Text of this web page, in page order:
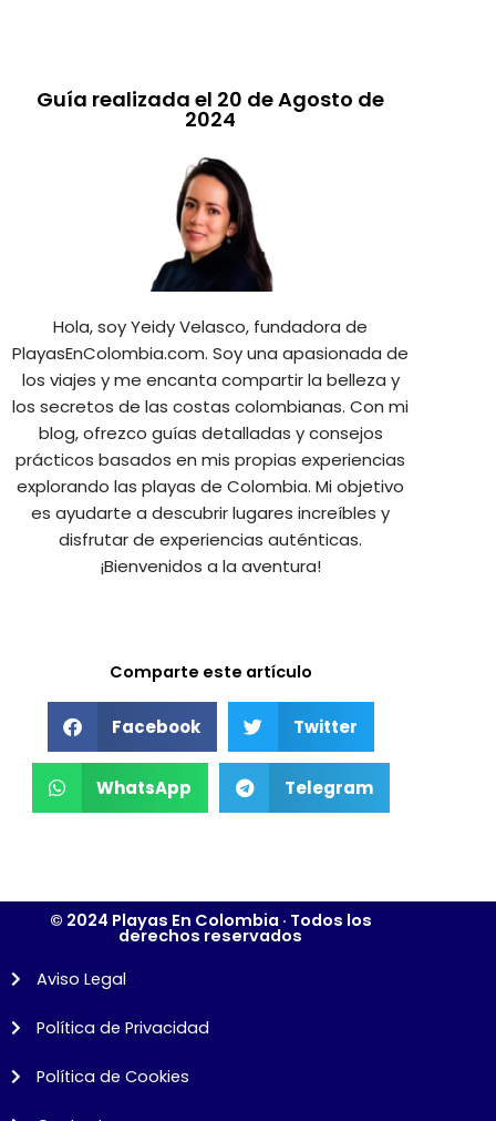
Guía realizada el 20 de Agosto de
2024
Hola, soy Yeidy Velasco, fundadora de
PlayasEnColombia.com. Soy una apasionada de
los viajes y me encanta compartir la belleza y
los secretos de las costas colombianas. Con mi
blog, ofrezco guías detalladas y consejos
prácticos basados en mis propias experiencias
explorando las playas de Colombia. Mi objetivo
es ayudarte a descubrir lugares increíbles y
disfrutar de experiencias auténticas.
¡Bienvenidos a la aventura!
Comparte este artículo
Facebook Twitter
WhatsApp Telegram
© 2024 Playas En Colombia · Todos los
derechos reservados
Aviso Legal
Política de Privacidad
Política de Cookies